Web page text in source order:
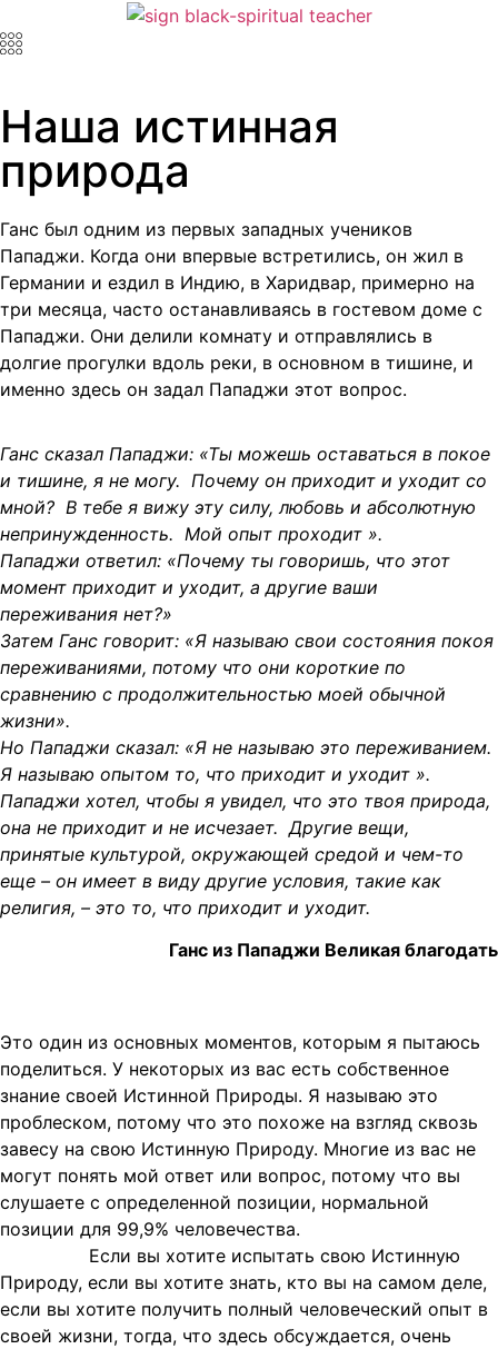
Наша истинная
природа
Ганс был одним из первых западных учеников
Пападжи. Когда они впервые встретились, он жил в
Германии и ездил в Индию, в Харидвар, примерно на
три месяца, часто останавливаясь в гостевом доме с
Пападжи. Они делили комнату и отправлялись в
долгие прогулки вдоль реки, в основном в тишине, и
именно здесь он задал Пападжи этот вопрос.
Ганс сказал Пападжи: «Ты можешь оставаться в покое
и тишине, я не могу. Почему он приходит и уходит со
мной? В тебе я вижу эту силу, любовь и абсолютную
непринужденность. Мой опыт проходит ».
Пападжи ответил: «Почему ты говоришь, что этот
момент приходит и уходит, а другие ваши
переживания нет?»
Затем Ганс говорит: «Я называю свои состояния покоя
переживаниями, потому что они короткие по
сравнению с продолжительностью моей обычной
жизни».
Но Пападжи сказал: «Я не называю это переживанием.
Я называю опытом то, что приходит и уходит ».
Пападжи хотел, чтобы я увидел, что это твоя природа,
она не приходит и не исчезает. Другие вещи,
принятые культурой, окружающей средой и чем-то
еще – он имеет в виду другие условия, такие как
религия, – это то, что приходит и уходит.
Ганс из Пападжи Великая благодать
Это один из основных моментов, которым я пытаюсь
поделиться. У некоторых из вас есть собственное
знание своей Истинной Природы. Я называю это
проблеском, потому что это похоже на взгляд сквозь
завесу на свою Истинную Природу. Многие из вас не
могут понять мой ответ или вопрос, потому что вы
слушаете с определенной позиции, нормальной
позиции для 99,9% человечества.
Если вы хотите испытать свою Истинную
Природу, если вы хотите знать, кто вы на самом деле,
если вы хотите получить полный человеческий опыт в
своей жизни, тогда, что здесь обсуждается, очень